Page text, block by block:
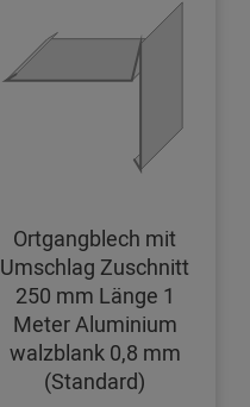
Ortgangblech mit
Umschlag Zuschnitt
250 mm Länge 1
Meter Aluminium
walzblank 0,8 mm
(Standard)